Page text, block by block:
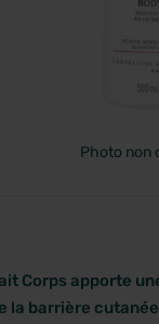
Photo non
Corps apporte
la barrière